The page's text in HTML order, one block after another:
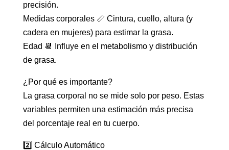
precisión.
Medidas corporales 📏 Cintura, cuello, altura (y
cadera en mujeres) para estimar la grasa.
Edad 📆 Influye en el metabolismo y distribución
de grasa.
¿Por qué es importante?
La grasa corporal no se mide solo por peso. Estas
variables permiten una estimación más precisa
del porcentaje real en tu cuerpo.
2️⃣ Cálculo Automático